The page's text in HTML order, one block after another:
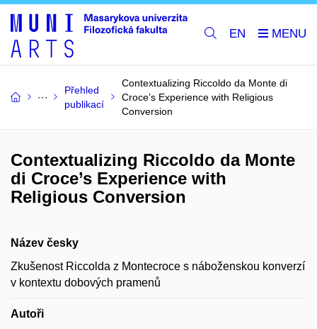
EN
Přehled
publikací
Contextualizing Riccoldo da Monte di
Croce’s Experience with Religious
Conversion
Contextualizing Riccoldo da Monte
di Croce’s Experience with
Religious Conversion
Název česky
Zkušenost Riccolda z Montecroce s náboženskou konverzí
v kontextu dobových pramenů
Autoři